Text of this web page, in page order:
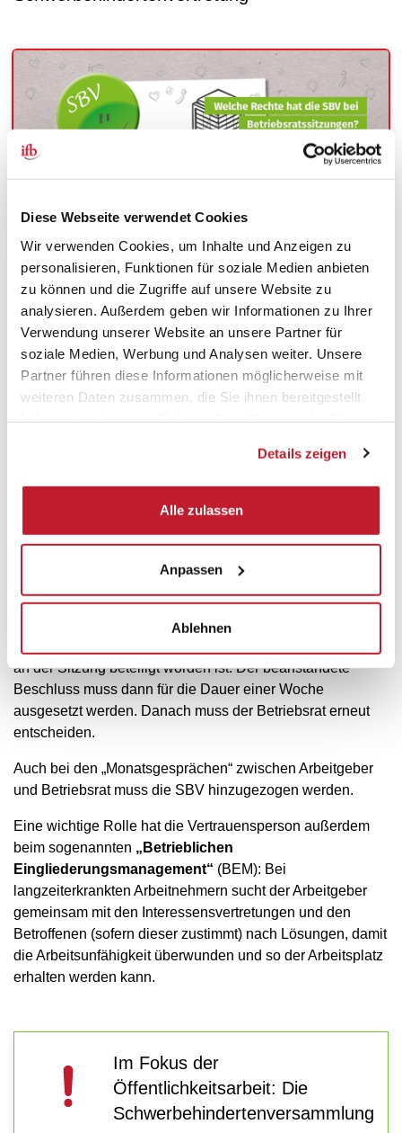
Diese Webseite verwendet Cookies
Wir verwenden Cookies, um Inhalte und Anzeigen zu
personalisieren, Funktionen für soziale Medien anbieten
zu können und die Zugriffe auf unsere Website zu
analysieren. Außerdem geben wir Informationen zu Ihrer
Verwendung unserer Website an unsere Partner für
soziale Medien, Werbung und Analysen weiter. Unsere
Partner führen diese Informationen möglicherweise mit
weiteren Daten zusammen, die Sie ihnen bereitgestellt
Details zeigen
Alle zulassen
Anpassen
Ablehnen
Die SBV hat das Recht, an
Betriebsrats und dessen Ausschüssen
für Arbeitssicherheit) beratend teilzunehmen, unabhängig
davon, ob die zu besprechenden Themen die Belange der
Vertrauensperson zu allen Terminen unter Beifügung der
Schwerbehinderte oder schwerbehinderte Arbeitnehmer
als Gruppe besonders betreffen, auf die Tagesordnung der
Umgekehrt kann sie auch beantragen, einen Beschluss
des Betriebsrats auszusetzen, wenn sie glaubt, dass damit
eine Beeinträchtigung wichtiger Interessen von
an der Sitzung beteiligt worden ist. Der beanstandete
Beschluss muss dann für die Dauer einer Woche
ausgesetzt werden. Danach muss der Betriebsrat erneut
entscheiden.
Auch bei den „Monatsgesprächen“ zwischen Arbeitgeber
und Betriebsrat muss die SBV hinzugezogen werden.
Eine wichtige Rolle hat die Vertrauensperson außerdem
beim sogenannten „Betrieblichen
Eingliederungsmanagement“ (BEM): Bei
langzeiterkrankten Arbeitnehmern sucht der Arbeitgeber
gemeinsam mit den Interessensvertretungen und den
Betroffenen (sofern dieser zustimmt) nach Lösungen, damit
die Arbeitsunfähigkeit überwunden und so der Arbeitsplatz
erhalten werden kann.
Im Fokus der
Öffentlichkeitsarbeit: Die
Schwerbehindertenversammlung